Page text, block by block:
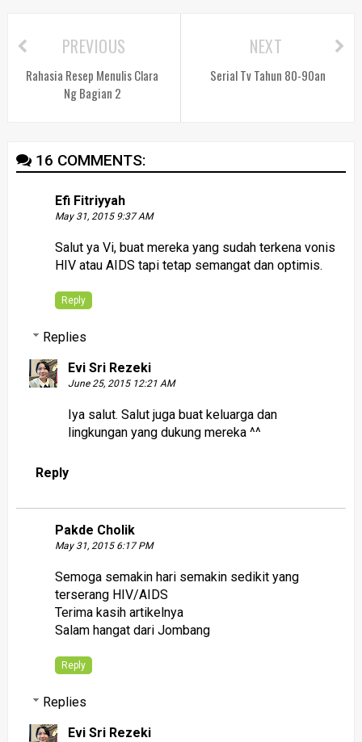
NEXT
Serial Tv Tahun 80-90an
PREVIOUS
Rahasia Resep Menulis Clara
Ng Bagian 2
16 COMMENTS:
Efi Fitriyyah
May 31, 2015 9:37 AM
Salut ya Vi, buat mereka yang sudah terkena vonis
HIV atau AIDS tapi tetap semangat dan optimis.
Reply
Replies
Evi Sri Rezeki
June 25, 2015 12:21 AM
Iya salut. Salut juga buat keluarga dan
lingkungan yang dukung mereka ^^
Reply
Pakde Cholik
May 31, 2015 6:17 PM
Semoga semakin hari semakin sedikit yang
terserang HIV/AIDS
Terima kasih artikelnya
Salam hangat dari Jombang
Reply
Replies
Evi Sri Rezeki